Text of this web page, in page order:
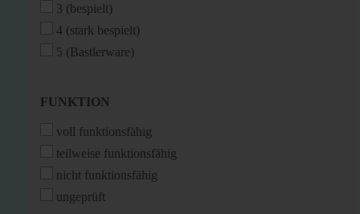
3 (bespielt)
4 (stark bespielt)
5 (Bastlerware)
FUNKTION
FUNKTION
voll funktionsfähig
teilweise funktionsfähig
nicht funktionsfähig
ungeprüft